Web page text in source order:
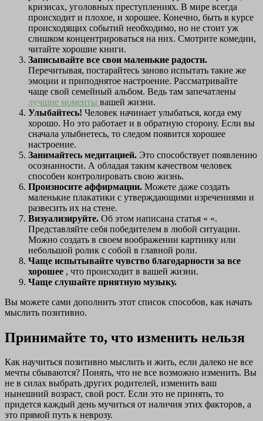
кризисах, уголовных преступлениях. В мире всегда
происходит и плохое, и хорошее. Конечно, быть в курсе
происходящих событий необходимо, но не стоит уж
слишком концентрироваться на них. Смотрите комедии,
читайте хорошие книги.
Записывайте все свои маленькие радости.
Перечитывая, постарайтесь заново испытать такие же
эмоции и приподнятое настроение. Рассматривайте
чаще свой семейный альбом. Ведь там запечатлены
лучшие моменты вашей жизни.
Улыбайтесь! Человек начинает улыбаться, когда ему
хорошо. Но это работает и в обратную сторону. Если вы
сначала улыбнетесь, то следом появится хорошее
настроение.
Занимайтесь медитацией. Это способствует появлению
осознанности. А обладая таким качеством человек
способен контролировать свою жизнь.
Произносите аффирмации. Можете даже создать
маленькие плакатики с утверждающими изречениями и
развесить их на стене.
Визуализируйте. Об этом написана статья « «.
Представляйте себя победителем в любой ситуации.
Можно создать в своем воображении картинку или
небольшой ролик с собой в главной роли.
Чаще испытывайте чувство благодарности за все
хорошее , что происходит в вашей жизни.
Чаще слушайте приятную музыку.
Вы можете сами дополнить этот список способов, как начать
мыслить позитивно.
Принимайте то, что изменить нельзя
Как научиться позитивно мыслить и жить, если далеко не все
мечты сбываются? Понять, что не все возможно изменить. Вы
не в силах выбрать других родителей, изменить ваш
нынешний возраст, свой рост. Если это не принять, то
придется каждый день мучиться от наличия этих факторов, а
это прямой путь к неврозу.